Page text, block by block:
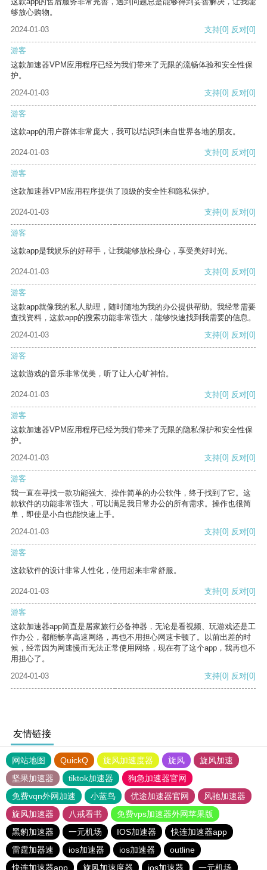
够放心购物。
2024-01-03
支持[0] 反对[0]
游客
这款加速器VPM应用程序已经为我们带来了无限的流畅体验和安全性保
护。
2024-01-03
支持[0] 反对[0]
游客
这款app的用户群体非常庞大，我可以结识到来自世界各地的朋友。
2024-01-03 支持[0] 反对[0]
游客
这款加速器VPM应用程序提供了顶级的安全性和隐私保护。
2024-01-03 支持[0] 反对[0]
游客
这款app是我娱乐的好帮手，让我能够放松身心，享受美好时光。
2024-01-03 支持[0] 反对[0]
游客
这款app就像我的私人助理，随时随地为我的办公提供帮助。我经常需要
查找资料，这款app的搜索功能非常强大，能够快速找到我需要的信息。
2024-01-03
支持[0] 反对[0]
游客
这款游戏的音乐非常优美，听了让人心旷神怡。
2024-01-03 支持[0] 反对[0]
游客
这款加速器VPM应用程序已经为我们带来了无限的隐私保护和安全性保
护。
2024-01-03
支持[0] 反对[0]
游客
我一直在寻找一款功能强大、操作简单的办公软件，终于找到了它。这
款软件的功能非常强大，可以满足我日常办公的所有需求。操作也很简
单，即使是小白也能快速上手。
2024-01-03
支持[0] 反对[0]
游客
这款软件的设计非常人性化，使用起来非常舒服。
2024-01-03 支持[0] 反对[0]
游客
这款加速器app简直是居家旅行必备神器，无论是看视频、玩游戏还是工
作办公，都能畅享高速网络，再也不用担心网速卡顿了。以前出差的时
候，经常因为网速慢而无法正常使用网络，现在有了这个app，我再也不
用担心了。
2024-01-03
支持[0] 反对[0]
友情链接
网站地图 QuickQ 旋风加速度器 旋风
旋风加速
坚果加速器
tiktok加速器
狗急加速器官网
免费vqn外网加速
小蓝鸟 优途加速器官网
风驰加速器
旋风加速器
八戒看书
免费vps加速器外网苹果版
黑豹加速器
一元机场 IOS加速器
快连加速器app
雷霆加器速
ios加速器 ios加速器
outline
快连加速器app
旋风加速度器 ios加速器 一元机场